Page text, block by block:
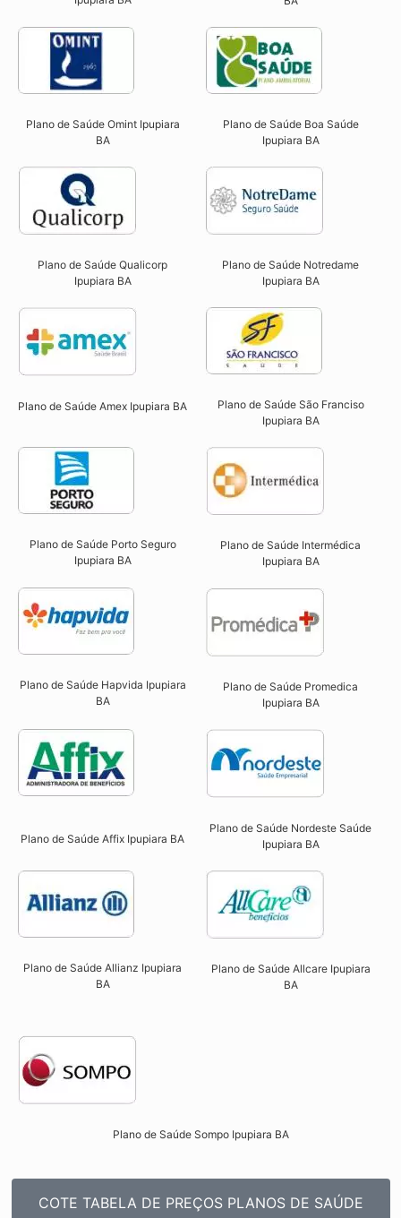
Plano de Saúde Omint Ipupiara
BA​
Plano de Saúde Boa Saúde
Ipupiara BA​
Plano de Saúde Qualicorp
Ipupiara BA​
Plano de Saúde Notredame
Ipupiara BA​
Plano de Saúde Amex Ipupiara BA
Plano de Saúde São Franciso
Ipupiara BA​
Plano de Saúde Porto Seguro
Ipupiara BA​
Plano de Saúde Intermédica
Ipupiara BA​
Plano de Saúde Hapvida Ipupiara
BA​
Plano de Saúde Promedica
Ipupiara BA
Plano de Saúde Affix Ipupiara BA​
Plano de Saúde Nordeste Saúde
Ipupiara BA
Plano de Saúde Allianz Ipupiara
BA​
Plano de Saúde Allcare Ipupiara
BA​
Plano de Saúde Sompo Ipupiara BA​
COTE TABELA DE PREÇOS PLANOS DE SAÚDE